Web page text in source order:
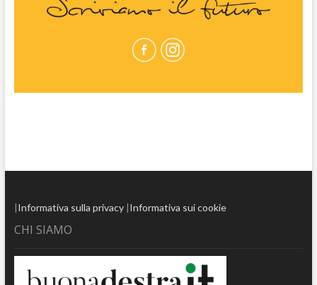
|Informativa sulla privacy|Informativa sui cookie
CHI SIAMO